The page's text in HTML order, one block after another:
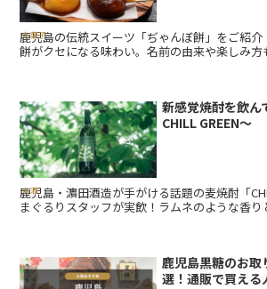
お菓子
鹿児島の伝統スイーツ「ぢゃんぼ餅」をご紹
餅がクセになる味わい。名前の由来や楽しみ方
お酒
新感覚焼酎を飲ん
CHILL GREEN～
鹿児島・濵田酒造が手がける話題の麦焼酎「
まぐるりスタッフが実飲！ラムネのような香
鹿児島黒糖のお取
選！通販で買える